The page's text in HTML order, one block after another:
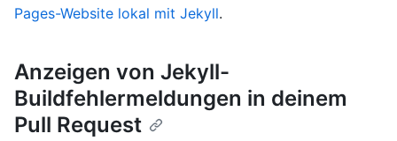
Pages-Website lokal mit Jekyll.
Anzeigen von Jekyll-
Buildfehlermeldungen in deinem
Pull Request